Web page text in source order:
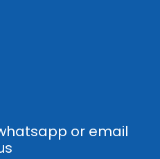
or email